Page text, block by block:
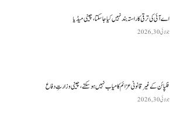
اے آئی کی ترقی کا راستہ بند نہیں کیا جا سکتا، چینی میڈیا
جولائی 30, 2026
فلپائن کے غیر قانونی عزائم کامیاب نہیں ہو سکتے ، چینی وزارتِ دفاع
جولائی 30, 2026